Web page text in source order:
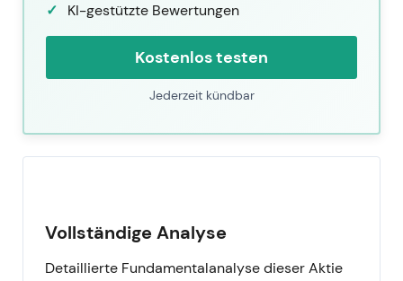
KI-gestützte Bewertungen
Kostenlos testen
Jederzeit kündbar
Vollständige Analyse
Detaillierte Fundamentalanalyse dieser Aktie